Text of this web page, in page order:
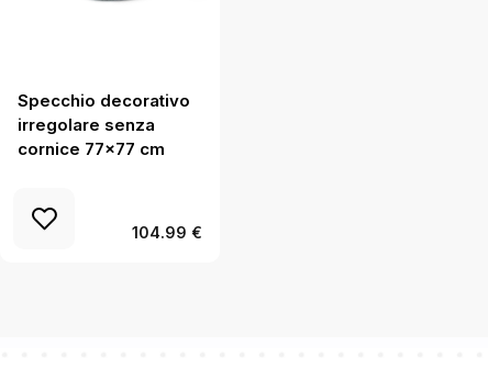
Specchio decorativo
irregolare senza
cornice 77x77 cm
104.99 €